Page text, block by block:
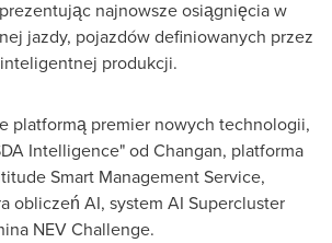
najnowsze osiągnięcia w
jazdy, pojazdów definiowanych przez
produkcji.
platformą premier nowych technologii,
Intelligence" od Changan, platforma
Smart Management Service,
obliczeń AI, system AI Supercluster
NEV Challenge.